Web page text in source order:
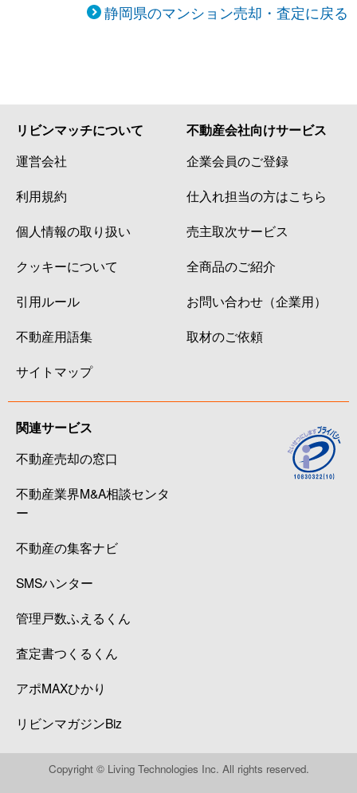
静岡県のマンション売却・査定に戻る
リビンマッチについて
運営会社
利用規約
個人情報の取り扱い
クッキーについて
引用ルール
不動産用語集
サイトマップ
不動産会社向けサービス
企業会員のご登録
仕入れ担当の方はこちら
売主取次サービス
全商品のご紹介
お問い合わせ（企業用）
取材のご依頼
関連サービス
不動産売却の窓口
不動産業界M&A相談センタ
ー
不動産の集客ナビ
SMSハンター
管理戸数ふえるくん
査定書つくるくん
アポMAXひかり
リビンマガジンBiz
Copyright © Living Technologies Inc. All rights reserved.